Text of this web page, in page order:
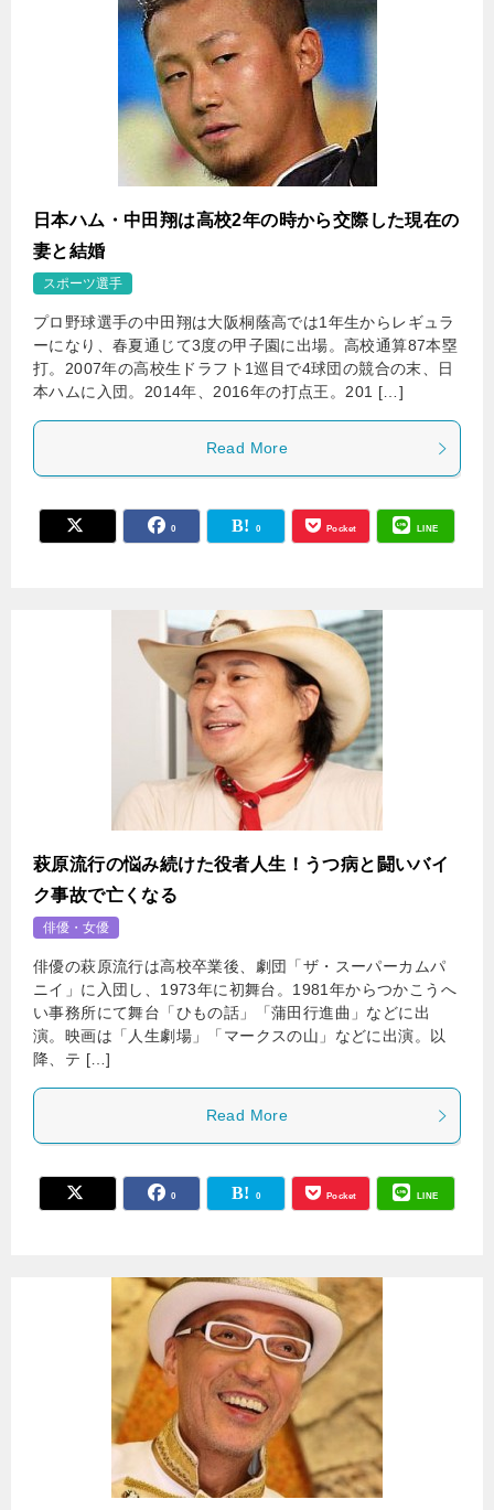
日本ハム・中田翔は高校2年の時から交際した現在の
妻と結婚
スポーツ選手
プロ野球選手の中田翔は大阪桐蔭高では1年生からレギュラ
ーになり、春夏通じて3度の甲子園に出場。高校通算87本塁
打。2007年の高校生ドラフト1巡目で4球団の競合の末、日
本ハムに入団。2014年、2016年の打点王。201 […]
Read More
0 0 Pocket LINE
萩原流行の悩み続けた役者人生！うつ病と闘いバイ
ク事故で亡くなる
俳優・女優
俳優の萩原流行は高校卒業後、劇団「ザ・スーパーカムパ
ニイ」に入団し、1973年に初舞台。1981年からつかこうへ
い事務所にて舞台「ひもの話」「蒲田行進曲」などに出
演。映画は「人生劇場」「マークスの山」などに出演。以
降、テ […]
Read More
0 0 Pocket LINE